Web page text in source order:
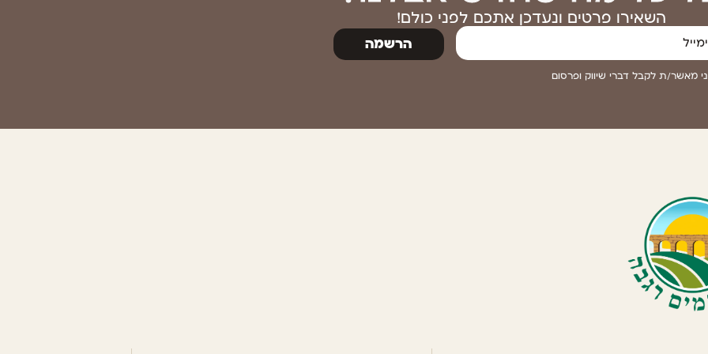
השאירו פרטים ונעדכן אתכם לפני כולם!
מאשר/ת לקבל דברי שיווק ופרסום
הרשמה